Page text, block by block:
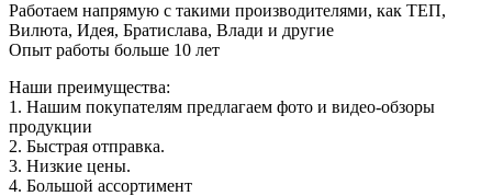
Работаем напрямую с такими производителями, как ТЕП,
Вилюта, Идея, Братислава, Влади и другие
Опыт работы больше 10 лет
Наши преимущества:
1. Нашим покупателям предлагаем фото и видео-обзоры
продукции
2. Быстрая отправка.
3. Низкие цены.
4. Большой ассортимент